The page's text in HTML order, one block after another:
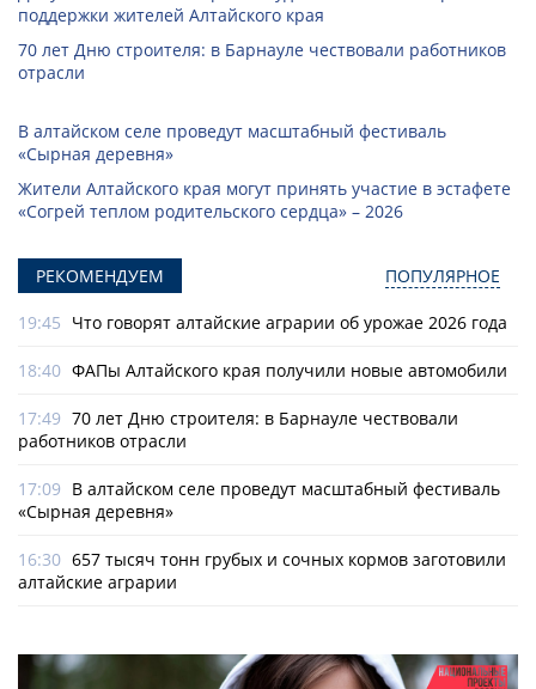
поддержки жителей Алтайского края
70 лет Дню строителя: в Барнауле чествовали работников
отрасли
В алтайском селе проведут масштабный фестиваль
«Сырная деревня»
Жители Алтайского края могут принять участие в эстафете
«Согрей теплом родительского сердца» – 2026
РЕКОМЕНДУЕМ ПОПУЛЯРНОЕ
19:45 Что говорят алтайские аграрии об урожае 2026 года
18:40 ФАПы Алтайского края получили новые автомобили
17:49 70 лет Дню строителя: в Барнауле чествовали
работников отрасли
17:09 В алтайском селе проведут масштабный фестиваль
«Сырная деревня»
16:30 657 тысяч тонн грубых и сочных кормов заготовили
алтайские аграрии